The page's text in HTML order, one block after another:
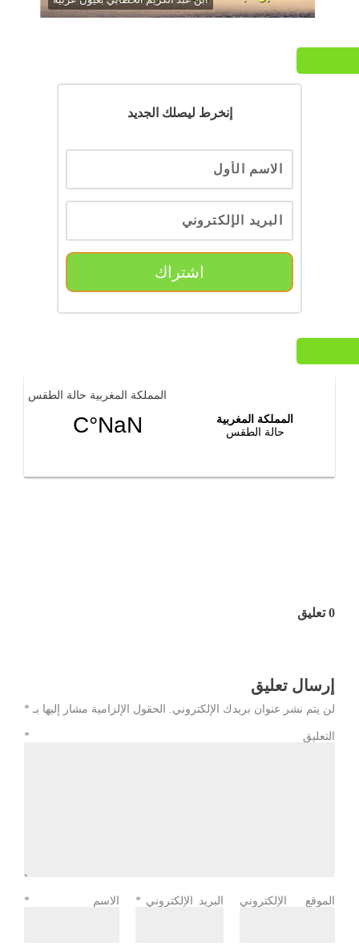
إنخرط ليصلك الجديد
اشتراك
المملكة المغربية حالة الطقس
0 تعليق
إرسال تعليق
لن يتم نشر عنوان بريدك الإلكتروني. الحقول الإلزامية مشار إليها بـ *
التعليق *
الاسم * البريد الإلكتروني * الموقع الإلكتروني